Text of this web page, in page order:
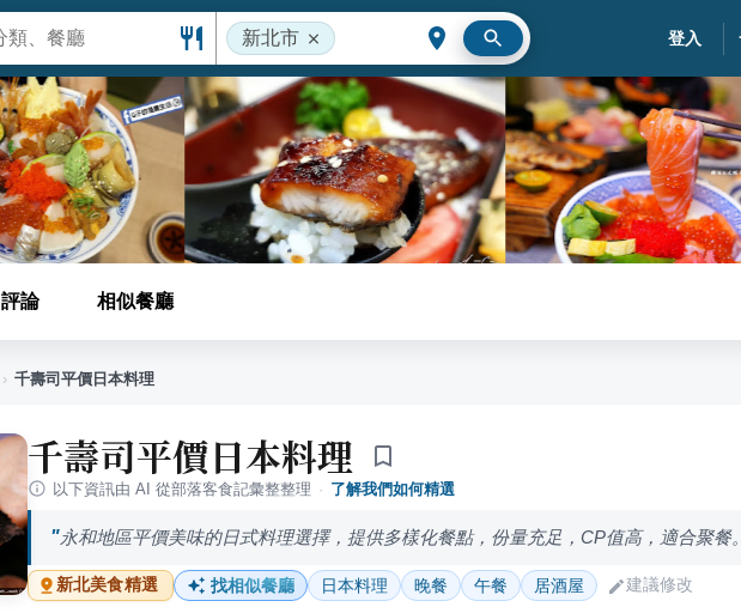
新北市 登入
評論 相似餐廳
› 千壽司平價日本料理
千壽司平價日本料理
以下資訊由 AI 從部落客食記彙整整理 · 了解我們如何精選
永和地區平價美味的日式料理選擇，提供多樣化餐點，份量充足，CP值高，適合聚餐
新北美食精選 找相似餐廳 日本料理 晚餐 午餐 居酒屋 建議修改